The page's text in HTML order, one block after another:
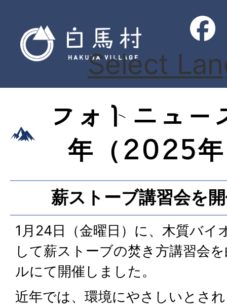
Select
フォトニュー
年（2025
薪ストーブ講習会を
1月24日（金曜日）に、木質バイ
して薪ストーブの焚き方講習会
ルにて開催しました。
近年では、環境にやさしいとさ